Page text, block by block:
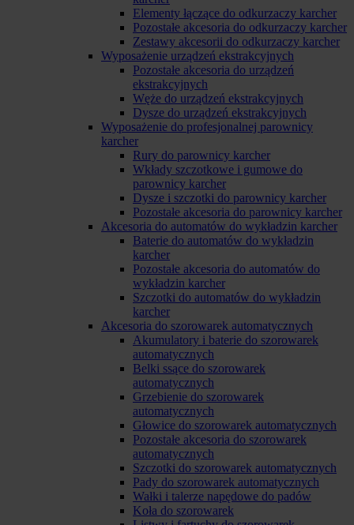
Elementy łączące do odkurzaczy karcher
Pozostałe akcesoria do odkurzaczy karcher
Zestawy akcesorii do odkurzaczy karcher
Wyposażenie urządzeń ekstrakcyjnych
Pozostałe akcesoria do urządzeń
ekstrakcyjnych
Węże do urządzeń ekstrakcyjnych
Dysze do urządzeń ekstrakcyjnych
Wyposażenie do profesjonalnej parownicy
karcher
Rury do parownicy karcher
Wkłady szczotkowe i gumowe do
parownicy karcher
Dysze i szczotki do parownicy karcher
Pozostałe akcesoria do parownicy karcher
Akcesoria do automatów do wykładzin karcher
Baterie do automatów do wykładzin
karcher
Pozostałe akcesoria do automatów do
wykładzin karcher
Szczotki do automatów do wykładzin
karcher
Akcesoria do szorowarek automatycznych
Akumulatory i baterie do szorowarek
automatycznych
Belki ssące do szorowarek
automatycznych
Grzebienie do szorowarek
automatycznych
Głowice do szorowarek automatycznych
Pozostałe akcesoria do szorowarek
automatycznych
Szczotki do szorowarek automatycznych
Pady do szorowarek automatycznych
Wałki i talerze napędowe do padów
Koła do szorowarek